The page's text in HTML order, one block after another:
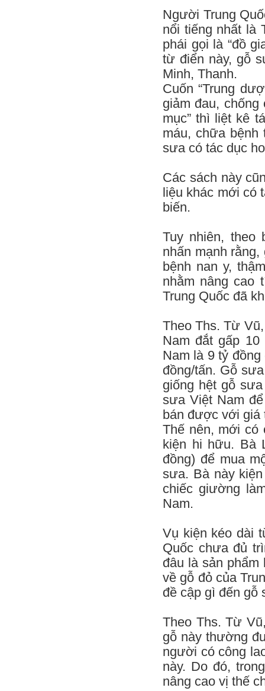
Người Trung
nổi tiếng nhất là
phái gọi là “đồ
từ điển này, gỗ
Minh, Thanh.
Cuốn “Trung
giảm đau,
mục” thì liệt kê
máu, chữa bệnh
sưa có tác dục
Các sách này
liệu khác mới có
biến.
Tuy nhiên, theo
nhấn mạnh
bệnh nan y,
nhằm nâng cao
Trung Quốc đã
Theo Ths. Từ
Nam đắt gấp
Nam là 9 tỷ
đồng/tấn. Gỗ
giống hệt gỗ
sưa Việt Nam
bán được với giá
Thế nên, mới có
kiện hi hữu. Bà
đồng) để mua
sưa. Bà này
chiếc giường
Nam.
Vụ kiện kéo dài
Quốc chưa đủ
đâu là sản
về gỗ đỏ của
đề cập gì đến gỗ
Theo Ths. Từ
gỗ này thường
người có công
này. Do đó,
nâng cao vị thế